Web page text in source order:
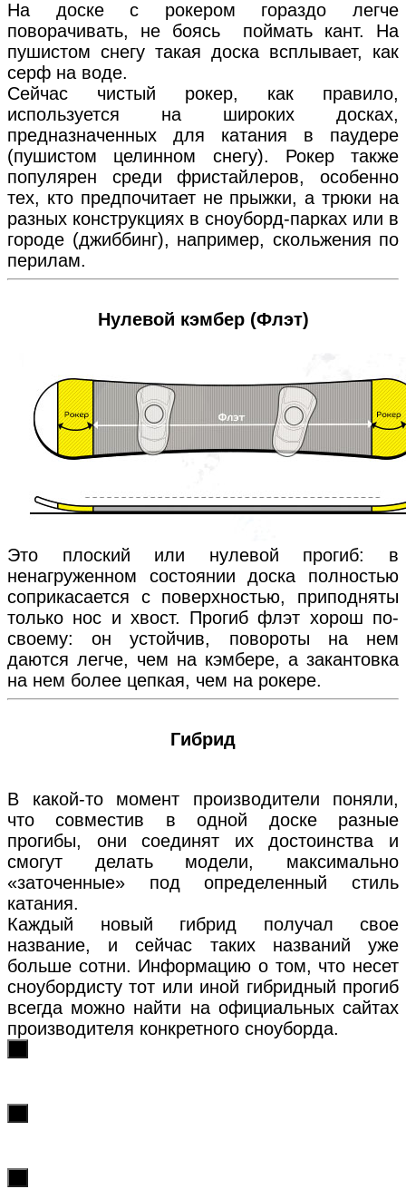
На доске с рокером гораздо легче
поворачивать, не боясь поймать кант. На
пушистом снегу такая доска всплывает, как
серф на воде.
Сейчас чистый рокер, как правило,
используется на широких досках,
предназначенных для катания в паудере
(пушистом целинном снегу). Рокер также
популярен среди фристайлеров, особенно
тех, кто предпочитает не прыжки, а трюки на
разных конструкциях в сноуборд-парках или в
городе (джиббинг), например, скольжения по
перилам.
Нулевой кэмбер (Флэт)
Это плоский или нулевой прогиб: в
ненагруженном состоянии доска полностью
соприкасается с поверхностью, приподняты
только нос и хвост. Прогиб флэт хорош по-
своему: он устойчив, повороты на нем
даются легче, чем на кэмбере, а закантовка
на нем более цепкая, чем на рокере.
Гибрид
В какой-то момент производители поняли,
что совместив в одной доске разные
прогибы, они соединят их достоинства и
смогут делать модели, максимально
«заточенные» под определенный стиль
катания.
Каждый новый гибрид получал свое
название, и сейчас таких названий уже
больше сотни. Информацию о том, что несет
сноубордисту тот или иной гибридный прогиб
всегда можно найти на официальных сайтах
производителя конкретного сноуборда.